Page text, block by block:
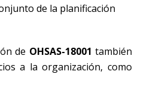
de la planificación
de OHSAS-18001 también
a la organización, como